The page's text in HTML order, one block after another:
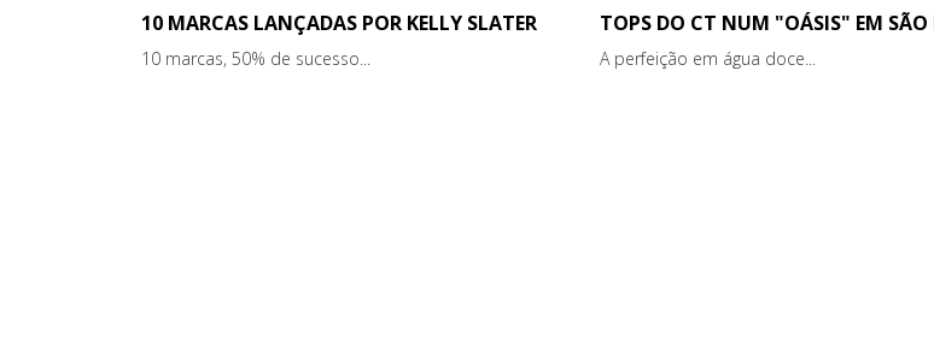
10 MARCAS LANÇADAS POR KELLY SLATER
10 marcas, 50% de sucesso...
TOPS DO CT NUM "OÁSIS" EM SÃO
A perfeição em água doce...